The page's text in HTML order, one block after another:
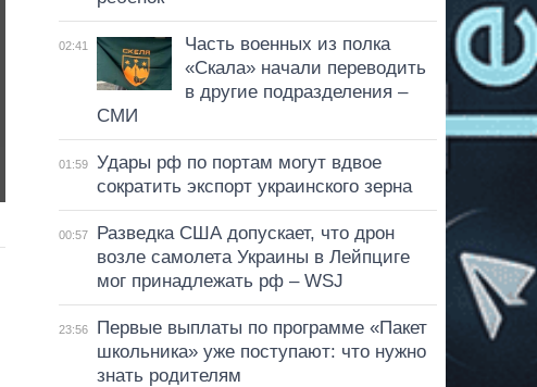
02:41
Часть военных из полка
«Скала» начали переводить
в другие подразделения –
СМИ
01:59
Удары рф по портам могут вдвое
сократить экспорт украинского зерна
00:57
Разведка США допускает, что дрон
возле самолета Украины в Лейпциге
мог принадлежать рф – WSJ
23:56
Первые выплаты по программе «Пакет
школьника» уже поступают: что нужно
знать родителям